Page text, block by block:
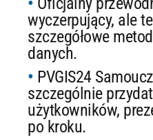
wyczerpujący, ale
szczegółowe
danych.
PVGIS24
szczególnie
użytkowników,
po kroku.